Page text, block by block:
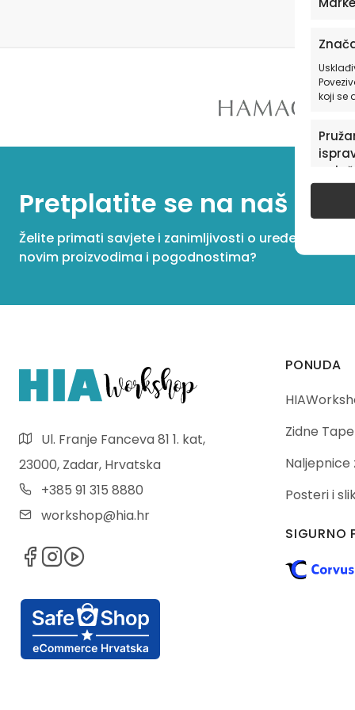
koji se
u
Pretplatite se na naš
Želite primati savjete i zanimljivosti o uređenju
novim proizvodima i pogodnostima?
Ul. Franje Fanceva 81 1. kat,
23000, Zadar, Hrvatska
+385 91 315 8880
workshop@hia.hr
PONUDA
Zidne
Naljepnice
Posteri i
SIGURNO